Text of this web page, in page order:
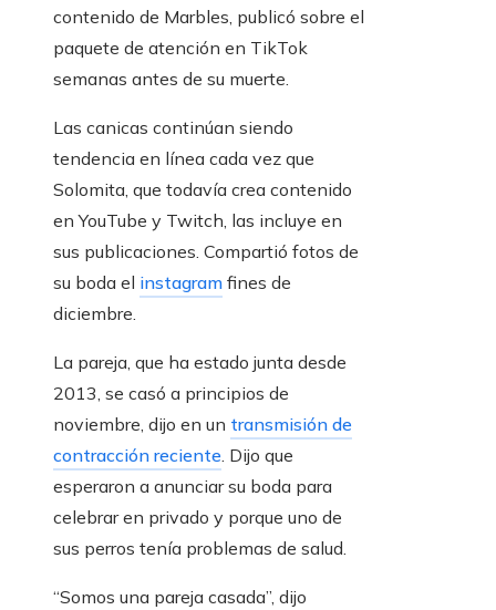
contenido de Marbles, publicó sobre el
paquete de atención en TikTok
semanas antes de su muerte.
Las canicas continúan siendo
tendencia en línea cada vez que
Solomita, que todavía crea contenido
en YouTube y Twitch, las incluye en
sus publicaciones. Compartió fotos de
su boda el instagram fines de
diciembre.
La pareja, que ha estado junta desde
2013, se casó a principios de
noviembre, dijo en un transmisión de
contracción reciente. Dijo que
esperaron a anunciar su boda para
celebrar en privado y porque uno de
sus perros tenía problemas de salud.
“Somos una pareja casada”, dijo